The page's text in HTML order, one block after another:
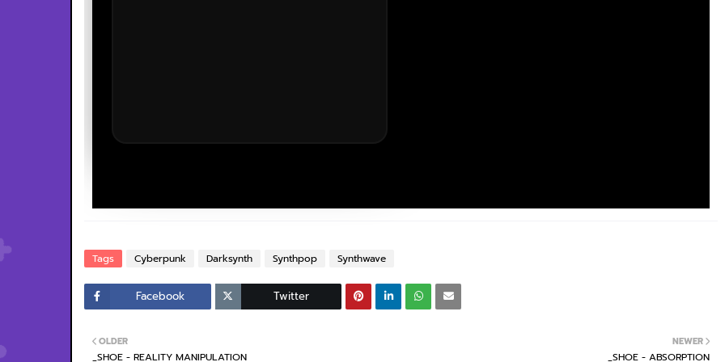
Tags Cyberpunk Darksynth Synthpop Synthwave
Facebook Twitter
NEWER
_SHOE - ABSORPTION
OLDER
_SHOE - REALITY MANIPULATION